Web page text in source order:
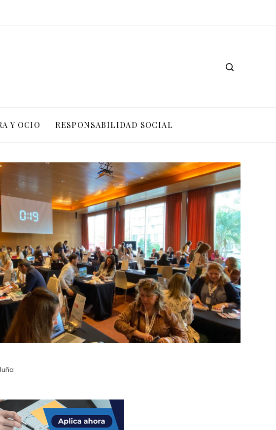
Y OCIO RESPONSABILIDAD SOCIAL